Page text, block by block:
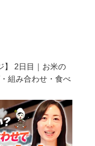
】 2日目｜お米の
組み合わせ・食べ